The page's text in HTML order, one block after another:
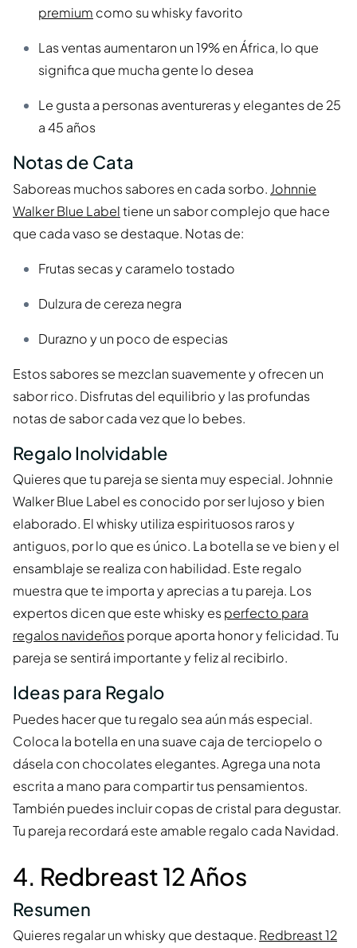
premium como su whisky favorito
Las ventas aumentaron un 19% en África, lo que
significa que mucha gente lo desea
Le gusta a personas aventureras y elegantes de 25
a 45 años
Notas de Cata
Saboreas muchos sabores en cada sorbo. Johnnie
Walker Blue Labeltiene un sabor complejo que hace
que cada vaso se destaque. Notas de:
Frutas secas y caramelo tostado
Dulzura de cereza negra
Durazno y un poco de especias
Estos sabores se mezclan suavemente y ofrecen un
sabor rico. Disfrutas del equilibrio y las profundas
notas de sabor cada vez que lo bebes.
Regalo Inolvidable
Quieres que tu pareja se sienta muy especial. Johnnie
Walker Blue Label es conocido por ser lujoso y bien
elaborado. El whisky utiliza espirituosos raros y
antiguos, por lo que es único. La botella se ve bien y el
ensamblaje se realiza con habilidad. Este regalo
muestra que te importa y aprecias a tu pareja. Los
expertos dicen que este whisky esperfecto para
regalos navideñosporque aporta honor y felicidad. Tu
pareja se sentirá importante y feliz al recibirlo.
Ideas para Regalo
Puedes hacer que tu regalo sea aún más especial.
Coloca la botella en una suave caja de terciopelo o
dásela con chocolates elegantes. Agrega una nota
escrita a mano para compartir tus pensamientos.
También puedes incluir copas de cristal para degustar.
Tu pareja recordará este amable regalo cada Navidad.
4. Redbreast 12 Años
Resumen
Quieres regalar un whisky que destaque. Redbreast 12